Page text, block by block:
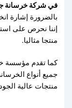
في شركة خرسانة
بالضرورة إشارة
إننا نحرص على
منتجا مثاليا.
كما تقدم مؤسسة
جميع أنواع
منتجات عالية